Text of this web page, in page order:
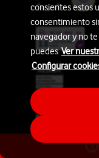
consientes estos
consentimiento
navegador y no
puedesVer
Configurar